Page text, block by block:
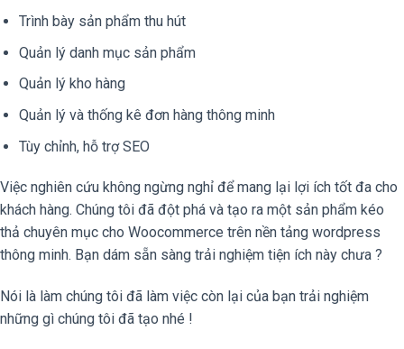
Trình bày sản phẩm thu hút
Quản lý danh mục sản phẩm
Quản lý kho hàng
Quản lý và thống kê đơn hàng thông minh
Tùy chỉnh, hỗ trợ SEO
Việc nghiên cứu không ngừng nghỉ để mang lại lợi ích tốt đa cho
khách hàng. Chúng tôi đã đột phá và tạo ra một sản phẩm kéo
thả chuyên mục cho Woocommerce trên nền tảng wordpress
thông minh. Bạn dám sẵn sàng trải nghiệm tiện ích này chưa ?
Nói là làm chúng tôi đã làm việc còn lại của bạn trải nghiệm
những gì chúng tôi đã tạo nhé !